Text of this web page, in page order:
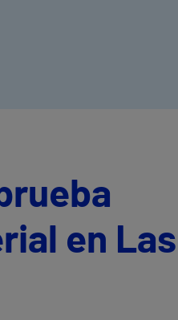
en Las